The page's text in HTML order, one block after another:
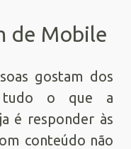
de Mobile
gostam dos
tudo o que a
é responder às
conteúdo não